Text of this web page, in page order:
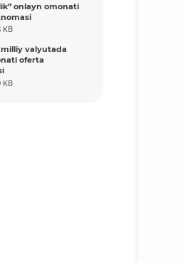
onlayn omonati
KB
milliy valyutada
oferta
KB